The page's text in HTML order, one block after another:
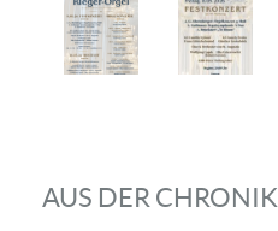
AUS DER CHRONIK